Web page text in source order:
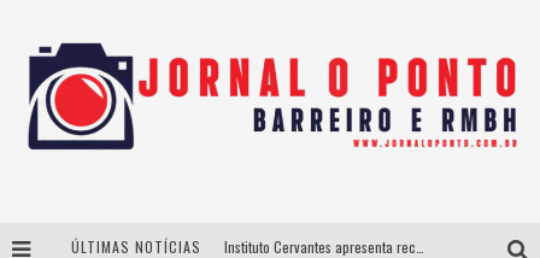
ÚLTIMAS NOTÍCIAS